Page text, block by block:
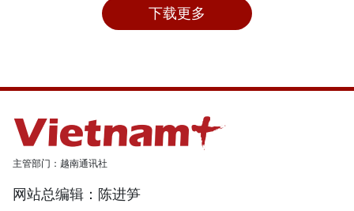
下载更多
主管部门：越南通讯社
网站总编辑：陈进笋